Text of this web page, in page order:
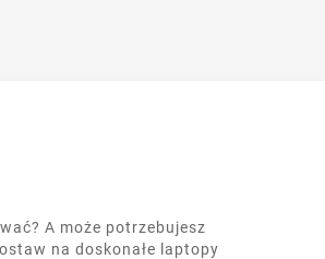
A może potrzebujesz
na doskonałe laptopy